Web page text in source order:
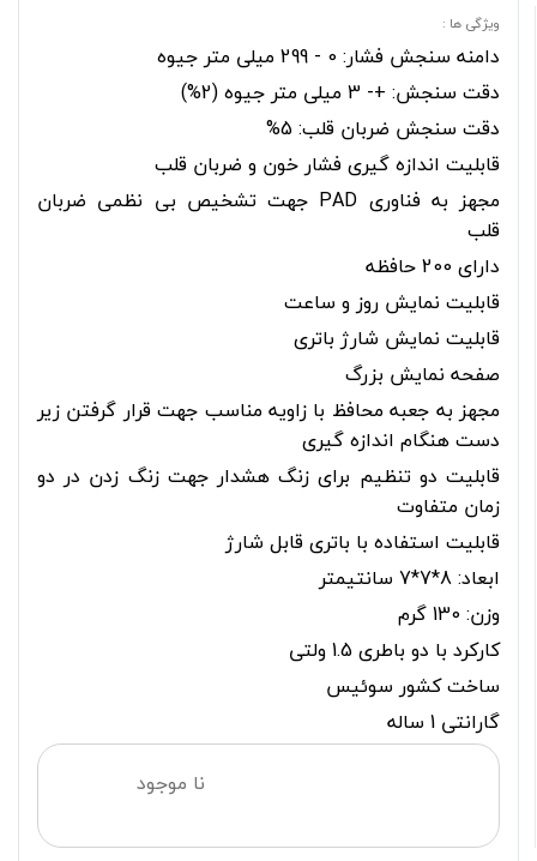
ویژگی ها :
دامنه سنجش فشار: 0 - 299 میلی متر جیوه
دقت سنجش: +- 3 میلی متر جیوه (2%)
دقت سنجش ضربان قلب: 5%
قابلیت اندازه گیری فشار خون و ضربان قلب
مجهز به فناوری PAD جهت تشخیص بی نظمی ضربان
قلب
دارای 200 حافظه
قابلیت نمایش روز و ساعت
قابلیت نمایش شارژ باتری
صفحه نمایش بزرگ
مجهز به جعبه محافظ با زاویه مناسب جهت قرار گرفتن زیر
دست هنگام اندازه گیری
قابلیت دو تنظیم برای زنگ هشدار جهت زنگ زدن در دو
زمان متفاوت
قابلیت استفاده با باتری قابل شارژ
ابعاد: 8*7*7 سانتیمتر
وزن: 130 گرم
کارکرد با دو باطری 1.5 ولتی
ساخت کشور سوئیس
گارانتی 1 ساله
نا موجود